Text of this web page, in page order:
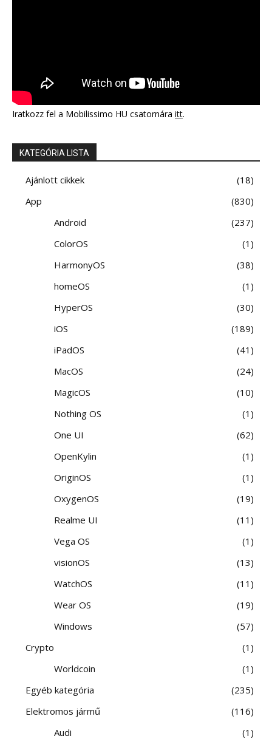
Iratkozz fel a Mobilissimo HU csatornára itt.
KATEGÓRIA LISTA
Ajánlott cikkek
18
App
830
Android
237
ColorOS
1
HarmonyOS
38
homeOS
1
HyperOS
30
iOS
189
iPadOS
41
MacOS
24
MagicOS
10
Nothing OS
1
One UI
62
OpenKylin
1
OriginOS
1
OxygenOS
19
Realme UI
11
Vega OS
1
visionOS
13
WatchOS
11
Wear OS
19
Windows
57
Crypto
1
Worldcoin
1
Egyéb kategória
235
Elektromos jármű
116
Audi
1